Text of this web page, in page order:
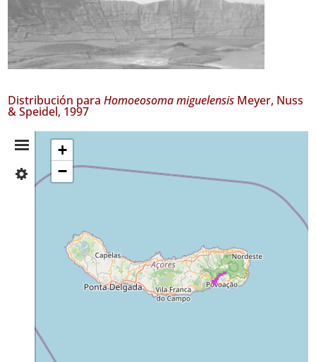
Distribución paraHomoeosoma miguelensis Meyer, Nuss
& Speidel, 1997
Resumen
de✓
São
Nivel
Precisión
Rango
de
Fechas
+
−